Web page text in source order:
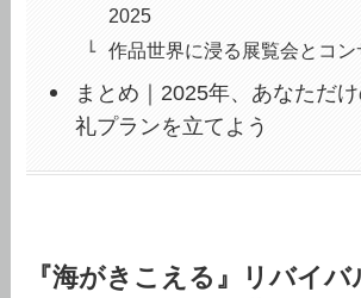
2025
作品世界に浸る展覧会とコン
まとめ｜2025年、あなただ
礼プランを立てよう
『海がきこえる』リバイ